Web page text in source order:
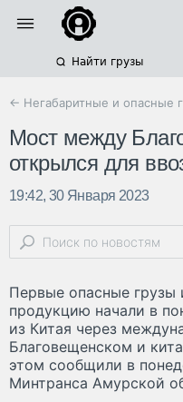
Найти грузы
← Негабаритные и опасные
Мост между
открылся для
19:42, 30 Января 2023
Первые опасные
продукцию начали в
из Китая через
Благовещенском и
этом сообщили в
Минтранса Амурской